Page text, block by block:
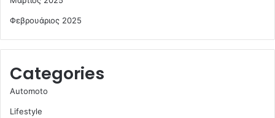
Φεβρουάριος 2025
Categories
Automoto
Lifestyle